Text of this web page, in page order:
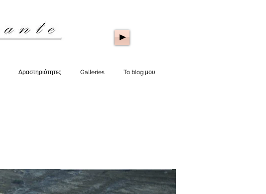
Δραστηριότητες Galleries To blog μου